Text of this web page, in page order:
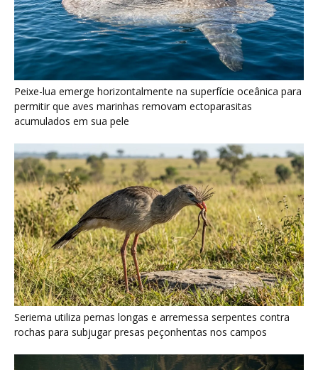
Seriema utiliza pernas longas e arremessa serpentes contra
rochas para subjugar presas peçonhentas nos campos
Poraquê sincroniza descargas elétricas em grupo para
amplificar campo elétrico e atordoar cardumes de peixes
maiores na Amazônia